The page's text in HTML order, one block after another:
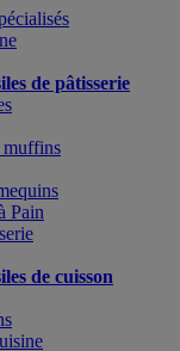
de pâtisserie
muffins
Pain
de cuisson